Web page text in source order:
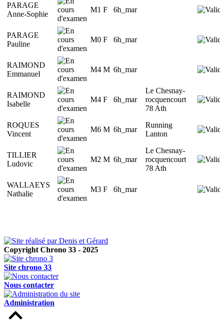
PARAGE
Anne-Sophie
M1 F 6h_mar
PARAGE
Pauline
M0 F 6h_mar
RAIMOND
Emmanuel
M4 M 6h_mar
RAIMOND
Isabelle
M4 F 6h_mar
Le Chesnay-
rocquencourt
78 Ath
ROQUES
Vincent
M6 M 6h_mar
Running
Lanton
TILLIER
Ludovic
M2 M 6h_mar
Le Chesnay-
rocquencourt
78 Ath
WALLAEYS
Nathalie
M3 F 6h_mar
Copyright Chrono 33 - 2025
Site chrono 33
Nous contacter
Administration